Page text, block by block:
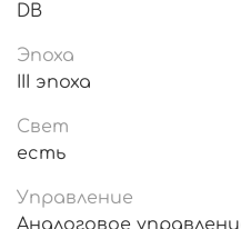
DB
Эпоха
III эпоха
Свет
есть
Управление
Аналоговое